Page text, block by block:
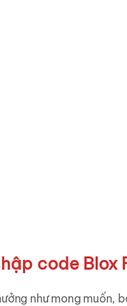
code Blox
như mong muốn,